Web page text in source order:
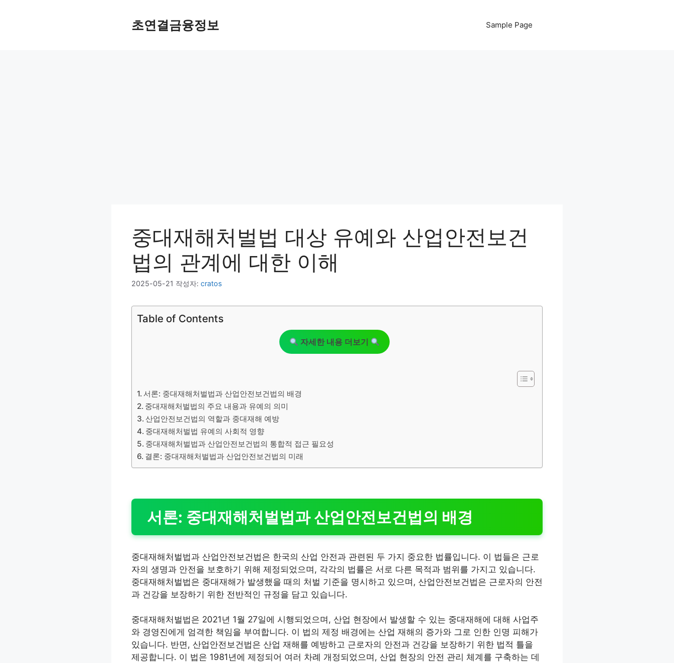
초연결금융정보 Sample Page
중대재해처벌법 대상 유예와 산업안전보건
법의 관계에 대한 이해
2025-05-21 작성자: cratos
Table of Contents
자세한 내용 더보기
서론: 중대재해처벌법과 산업안전보건법의 배경
중대재해처벌법의 주요 내용과 유예의 의미
산업안전보건법의 역할과 중대재해 예방
중대재해처벌법 유예의 사회적 영향
중대재해처벌법과 산업안전보건법의 통합적 접근 필요성
결론: 중대재해처벌법과 산업안전보건법의 미래
서론: 중대재해처벌법과 산업안전보건법의 배경
중대재해처벌법과 산업안전보건법은 한국의 산업 안전과 관련된 두 가지 중요한 법률입니다. 이 법들은 근로
자의 생명과 안전을 보호하기 위해 제정되었으며, 각각의 법률은 서로 다른 목적과 범위를 가지고 있습니다.
중대재해처벌법은 중대재해가 발생했을 때의 처벌 기준을 명시하고 있으며, 산업안전보건법은 근로자의 안전
과 건강을 보장하기 위한 전반적인 규정을 담고 있습니다.
중대재해처벌법은 2021년 1월 27일에 시행되었으며, 산업 현장에서 발생할 수 있는 중대재해에 대해 사업주
와 경영진에게 엄격한 책임을 부여합니다. 이 법의 제정 배경에는 산업 재해의 증가와 그로 인한 인명 피해가
있습니다. 반면, 산업안전보건법은 산업 재해를 예방하고 근로자의 안전과 건강을 보장하기 위한 법적 틀을
제공합니다. 이 법은 1981년에 제정되어 여러 차례 개정되었으며, 산업 현장의 안전 관리 체계를 구축하는 데